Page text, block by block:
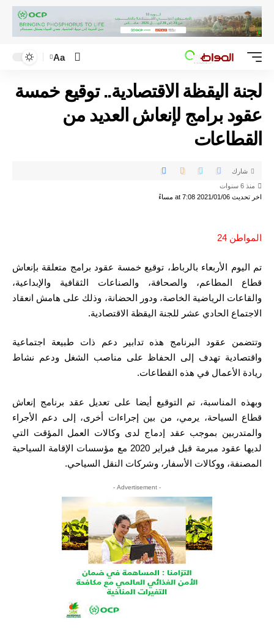
Aa
لجنة اليقظة الاقتصادية.. توقيع خمسة
عقود برامج لإنعاش العديد من
القطاعات
اخر تحديث 2021/01/06 at 7:08 مساءً
منذ 6 سنوات
شارك
المواطن 24
تم اليوم الأربعاء بالرباط، توقيع خمسة عقود برامج متعلقة بإنعاش
قطاع المطاعم، والصحافة، والصناعات الثقافية والإبداعية،
والقاعات الرياضية الخاصة، ودور الحضانة، وذلك على هامش انعقاد
الاجتماع الحادي عشر للجنة اليقظة الاقتصادية.
وتتضمن عقود البرنامج هذه تدابير دعم ذات طبيعة اجتماعية
واقتصادية تهدف إلى الحفاظ على مناصب الشغل ودعم نشاط
ريادة الأعمال في هذه القطاعات.
وبهذه المناسبة، تم التوقيع أيضا على تعديل عقد برنامج إنعاش
قطاع السياحة، يرمي، من بين إجراءات أخرى، إلى دعم الأجراء
والمتدربين بموجب عقد إدماج لدى وكالات العمل المؤقت التي
لديها عقود مبرمة قبل فبراير 2020 مع مؤسسات الإقامة السياحية
المصنفة، ووكالات الأسفار، وشركات النقل السياحي.
- Advertisement -